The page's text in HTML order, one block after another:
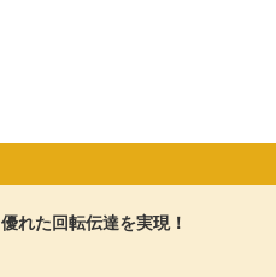
れた回転伝達を実現！